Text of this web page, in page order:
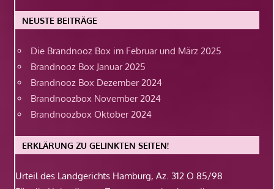
NEUSTE BEITRÄGE
Die Brandnooz Box im Februar und März 2025
Brandnooz Box Januar 2025
Brandnooz Box Dezember 2024
Brandnoozbox November 2024
Brandnoozbox Oktober 2024
ERKLÄRUNG ZU GELINKTEN SEITEN!
Urteil des Landgerichts Hamburg, Az. 312 O 85/98